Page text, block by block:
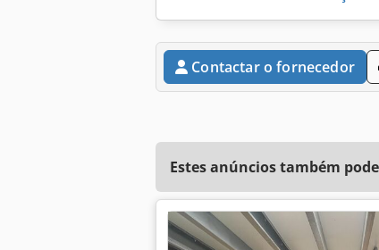
Contactar o fornecedor
Estes anúncios também